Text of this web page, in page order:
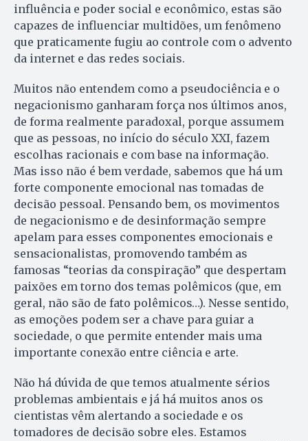
influência e poder social e econômico, estas são
capazes de influenciar multidões, um fenômeno
que praticamente fugiu ao controle com o advento
da internet e das redes sociais.
Muitos não entendem como a pseudociência e o
negacionismo ganharam força nos últimos anos,
de forma realmente paradoxal, porque assumem
que as pessoas, no início do século XXI, fazem
escolhas racionais e com base na informação.
Mas isso não é bem verdade, sabemos que há um
forte componente emocional nas tomadas de
decisão pessoal. Pensando bem, os movimentos
de negacionismo e de desinformação sempre
apelam para esses componentes emocionais e
sensacionalistas, promovendo também as
famosas “teorias da conspiração” que despertam
paixões em torno dos temas polêmicos (que, em
geral, não são de fato polêmicos…). Nesse sentido,
as emoções podem ser a chave para guiar a
sociedade, o que permite entender mais uma
importante conexão entre ciência e arte.
Não há dúvida de que temos atualmente sérios
problemas ambientais e já há muitos anos os
cientistas vêm alertando a sociedade e os
tomadores de decisão sobre eles. Estamos